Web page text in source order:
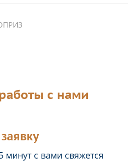
с нами
минут с вами свяжется